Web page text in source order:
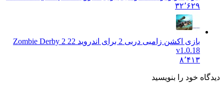
۳۲٬۶۲۹
بازی اکشن زامبی دربی 2 برای اندروید 2
2 Zombie Derby 2
v1.0.18
۸٬۴۱۳
خود را بنویسید